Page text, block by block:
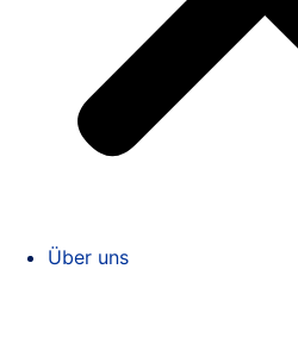
Über uns